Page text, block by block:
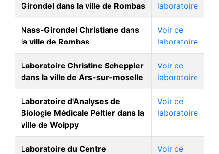
Girondel dans la ville de Rombas
laboratoire
Nass-Girondel Christiane dans
la ville de Rombas
Voir ce
laboratoire
Laboratoire Christine Scheppler
dans la ville de Ars-sur-moselle
Voir ce
laboratoire
Laboratoire d'Analyses de
Biologie Médicale Peltier dans la
ville de Woippy
Voir ce
laboratoire
Laboratoire du Centre
Voir ce